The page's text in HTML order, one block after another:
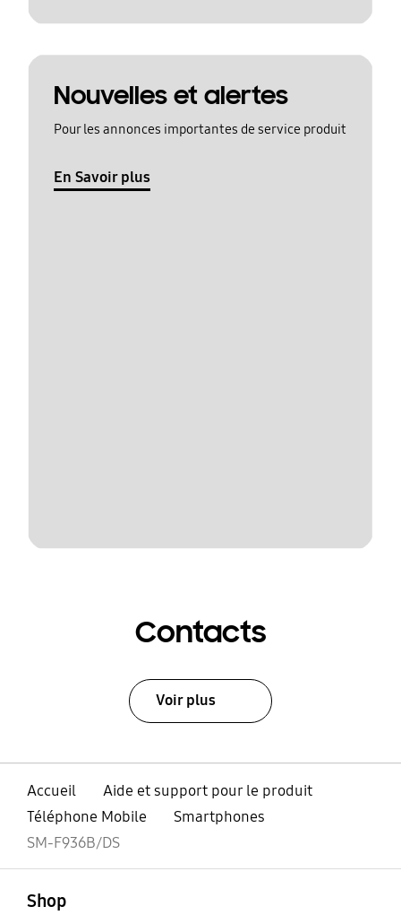
Nouvelles et alertes
Pour les annonces importantes de service produit
En Savoir plus
Contacts
Voir plus
Accueil
Aide et support pour le produit
Téléphone Mobile
Smartphones
SM-F936B/DS
Shop